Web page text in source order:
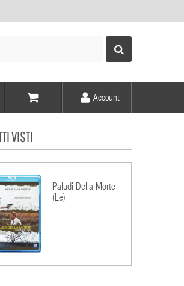
Elementi -
Account
VISTI
Paludi Della Morte
(Le)